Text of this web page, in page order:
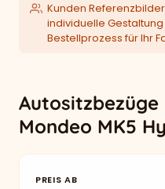
Kunden
individuelle
Bestellprozess für Ihr
Autositzbezüge
Mondeo MK5
PREIS AB